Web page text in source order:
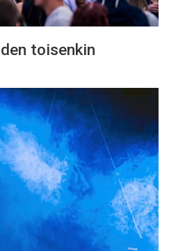
toisenkin